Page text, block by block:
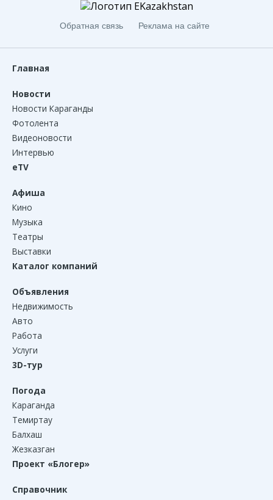
Обратная связь Реклама на сайте
Главная
Новости
Новости Караганды
Фотолента
Видеоновости
Интервью
eTV
Афиша
Кино
Музыка
Театры
Выставки
Каталог компаний
Объявления
Недвижимость
Авто
Работа
Услуги
3D-тур
Погода
Караганда
Темиртау
Балхаш
Жезказган
Проект «Блогер»
Справочник